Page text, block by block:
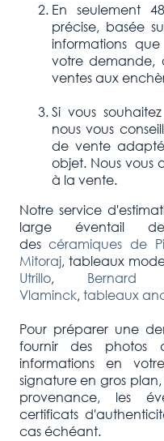
En seulement
précise, basée
informations
votre demande,
ventes aux
Si vous
nous vous
de vente
objet. Nous vous
à la vente.
Notre service
large éventail de
descéramiques de
Mitoraj, tableaux
Utrillo, Bernard
Vlaminck,tableaux
Pour préparer une
fournir des photos
informations en
signature en gros
provenance, les
certificats
cas échéant.